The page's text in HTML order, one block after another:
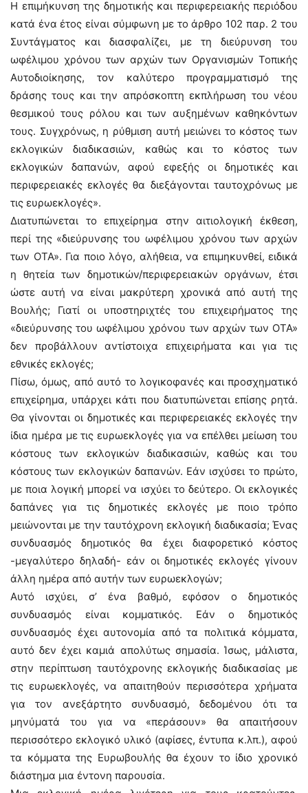
Η επιμήκυνση της δημοτικής και περιφερειακής περιόδου
κατά ένα έτος είναι σύμφωνη με το άρθρο 102 παρ. 2 του
Συντάγματος και διασφαλίζει, με τη διεύρυνση του
ωφέλιμου χρόνου των αρχών των Οργανισμών Τοπικής
Αυτοδιοίκησης, τον καλύτερο προγραμματισμό της
δράσης τους και την απρόσκοπτη εκπλήρωση του νέου
θεσμικού τους ρόλου και των αυξημένων καθηκόντων
τους. Συγχρόνως, η ρύθμιση αυτή μειώνει το κόστος των
εκλογικών διαδικασιών, καθώς και το κόστος των
εκλογικών δαπανών, αφού εφεξής οι δημοτικές και
περιφερειακές εκλογές θα διεξάγονται ταυτοχρόνως με
τις ευρωεκλογές».
Διατυπώνεται το επιχείρημα στην αιτιολογική έκθεση,
περί της «διεύρυνσης του ωφέλιμου χρόνου των αρχών
των ΟΤΑ». Για ποιο λόγο, αλήθεια, να επιμηκυνθεί, ειδικά
η θητεία των δημοτικών/περιφερειακών οργάνων, έτσι
ώστε αυτή να είναι μακρύτερη χρονικά από αυτή της
Βουλής; Γιατί οι υποστηριχτές του επιχειρήματος της
«διεύρυνσης του ωφέλιμου χρόνου των αρχών των ΟΤΑ»
δεν προβάλλουν αντίστοιχα επιχειρήματα και για τις
εθνικές εκλογές;
Πίσω, όμως, από αυτό το λογικοφανές και προσχηματικό
επιχείρημα, υπάρχει κάτι που διατυπώνεται επίσης ρητά.
Θα γίνονται οι δημοτικές και περιφερειακές εκλογές την
ίδια ημέρα με τις ευρωεκλογές για να επέλθει μείωση του
κόστους των εκλογικών διαδικασιών, καθώς και του
κόστους των εκλογικών δαπανών. Εάν ισχύσει το πρώτο,
με ποια λογική μπορεί να ισχύει το δεύτερο. Οι εκλογικές
δαπάνες για τις δημοτικές εκλογές με ποιο τρόπο
μειώνονται με την ταυτόχρονη εκλογική διαδικασία; Ένας
συνδυασμός δημοτικός θα έχει διαφορετικό κόστος
-μεγαλύτερο δηλαδή- εάν οι δημοτικές εκλογές γίνουν
άλλη ημέρα από αυτήν των ευρωεκλογών;
Αυτό ισχύει, σ’ ένα βαθμό, εφόσον ο δημοτικός
συνδυασμός είναι κομματικός. Εάν ο δημοτικός
συνδυασμός έχει αυτονομία από τα πολιτικά κόμματα,
αυτό δεν έχει καμιά απολύτως σημασία. Ίσως, μάλιστα,
στην περίπτωση ταυτόχρονης εκλογικής διαδικασίας με
τις ευρωεκλογές, να απαιτηθούν περισσότερα χρήματα
για τον ανεξάρτητο συνδυασμό, δεδομένου ότι τα
μηνύματά του για να «περάσουν» θα απαιτήσουν
περισσότερο εκλογικό υλικό (αφίσες, έντυπα κ.λπ.), αφού
τα κόμματα της Ευρωβουλής θα έχουν το ίδιο χρονικό
διάστημα μια έντονη παρουσία.